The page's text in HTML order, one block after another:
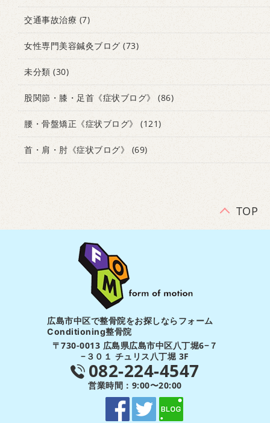
交通事故治療 (7)
女性専門美容鍼灸ブログ (73)
未分類 (30)
股関節・膝・足首《症状ブログ》 (86)
腰・骨盤矯正《症状ブログ》 (121)
首・肩・肘《症状ブログ》 (69)
TOP
広島市中区で整骨院をお探しならフォーム
Conditioning整骨院
〒730-0013 広島県広島市中区八丁堀6−７
−３０１ チュリス八丁堀 3F
082-224-4547
営業時間：9:00〜20:00